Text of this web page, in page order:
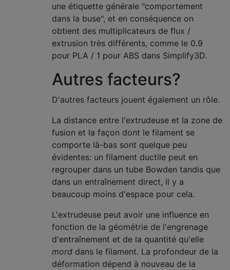
une étiquette générale "comportement
dans la buse", et en conséquence on
obtient des multiplicateurs de flux /
extrusion très différents, comme le 0.9
pour PLA / 1 pour ABS dans Simplify3D.
Autres facteurs?
D'autres facteurs jouent également un rôle.
La distance entre l'extrudeuse et la zone de
fusion et la façon dont le filament se
comporte là-bas sont quelque peu
évidentes: un filament ductile peut en
regrouper dans un tube Bowden tandis que
dans un entraînement direct, il y a
beaucoup moins d'espace pour cela.
L'extrudeuse peut avoir une influence en
fonction de la géométrie de l'engrenage
d'entraînement et de la quantité qu'elle
mord dans le filament. La profondeur de la
déformation dépend à nouveau de la